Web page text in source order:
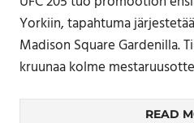
Yorkiin, tapahtuma
Madison Square Gardenilla.
kruunaa kolme
READ